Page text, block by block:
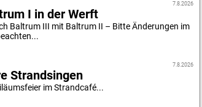
7.8.2026
I in der Werft
Baltrum III mit Baltrum II – Bitte Änderungen im
7.8.2026
Strandsingen
im Strandcafé...